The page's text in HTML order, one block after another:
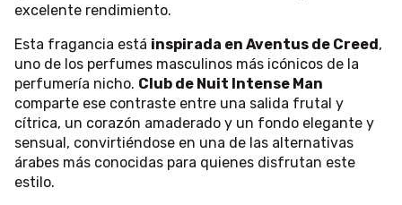
excelente rendimiento.
Esta fragancia está inspirada en Aventus de Creed,
uno de los perfumes masculinos más icónicos de la
perfumería nicho. Club de Nuit Intense Man
comparte ese contraste entre una salida frutal y
cítrica, un corazón amaderado y un fondo elegante y
sensual, convirtiéndose en una de las alternativas
árabes más conocidas para quienes disfrutan este
estilo.